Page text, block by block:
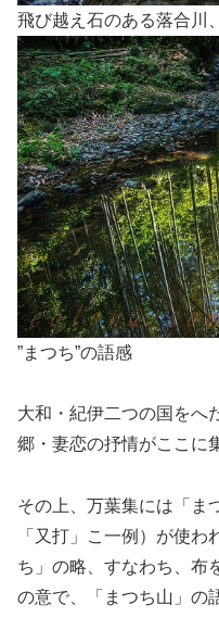
飛び越え石のある落合川
”まつち”の語感
大和・紀伊二つの国をへ
郷・妻恋の抒情がここに
その上、万葉集には「ま
「又打」こ一例）が使わ
ち」の略、すなわち、布
の意で、「まつち山」の